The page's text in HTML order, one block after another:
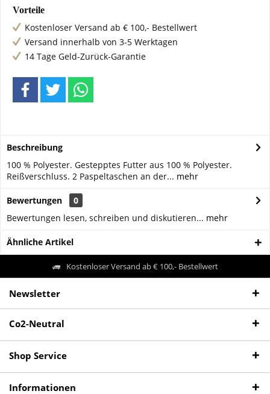
Vorteile
Kostenloser Versand ab € 100,- Bestellwert
Versand innerhalb von 3-5 Werktagen
14 Tage Geld-Zurück-Garantie
Beschreibung
100 % Polyester. Gestepptes Futter aus 100 % Polyester.
Reißverschluss. 2 Paspeltaschen an der... mehr
Bewertungen
0
Bewertungen lesen, schreiben und diskutieren... mehr
Ähnliche Artikel
Kostenloser Versand ab € 100,- Bestellwert
Newsletter
Co2-Neutral
Shop Service
Informationen